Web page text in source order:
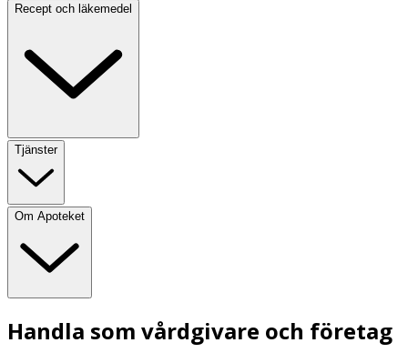
Recept och läkemedel
Tjänster
Om Apoteket
Handla som vårdgivare och företag